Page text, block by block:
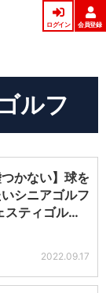
ログイン 会員登録
ルフ
つかない】球を
シニアゴルフ
ティゴルフ
2022.09.17